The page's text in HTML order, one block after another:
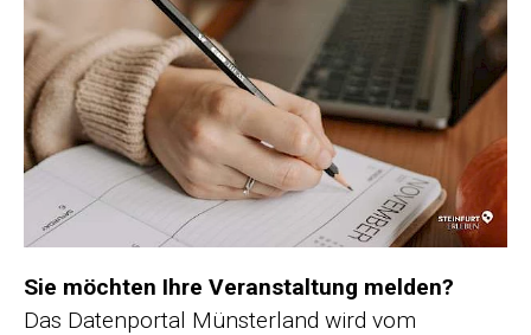
Sie möchten Ihre Veranstaltung melden?
Das Datenportal Münsterland wird vom